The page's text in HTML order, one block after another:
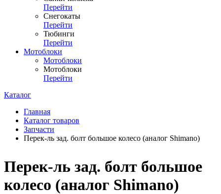
Перейти
Снегокаты
Перейти
Тюбинги
Перейти
Мотоблоки
Мотоблоки
Мотоблоки
Перейти
Каталог
Главная
Каталог товаров
Запчасти
Перек-ль зад. болт большое колесо (аналог Shimano)
Перек-ль зад. болт большое
колесо (аналог Shimano)